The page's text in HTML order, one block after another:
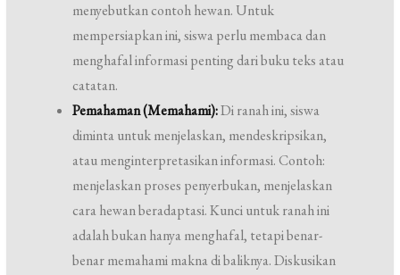
menyebutkan contoh hewan. Untuk
mempersiapkan ini, siswa perlu membaca dan
menghafal informasi penting dari buku teks atau
catatan.
Pemahaman (Memahami):Di ranah ini, siswa
diminta untuk menjelaskan, mendeskripsikan,
atau menginterpretasikan informasi. Contoh:
menjelaskan proses penyerbukan, menjelaskan
cara hewan beradaptasi. Kunci untuk ranah ini
adalah bukan hanya menghafal, tetapi benar-
benar memahami makna di baliknya. Diskusikan